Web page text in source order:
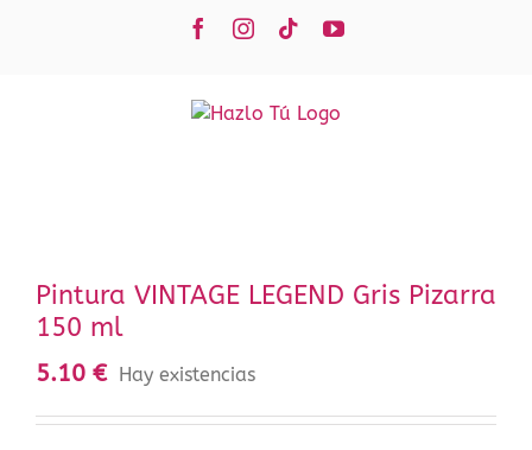
FacebookInstagram
TiktokYouTube
Pintura VINTAGE LEGEND Gris Pizarra
150 ml
5.10 € Hay existencias